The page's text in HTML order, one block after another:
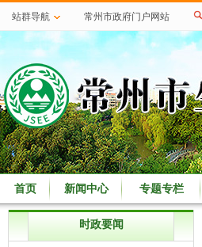
站群导航 常州市政府门户网站
首页 新闻中心 专题专栏
时政要闻